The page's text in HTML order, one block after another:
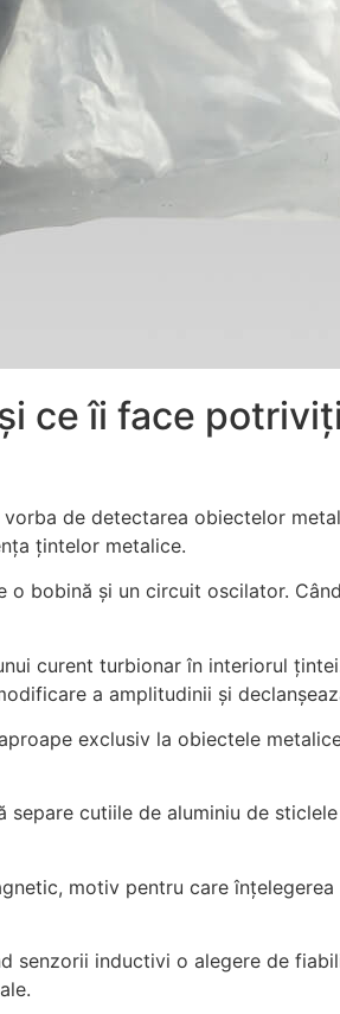
ce îi face
de detectarea obiectelor
țintelor metalice.
bobină și un circuit oscilator.
curent turbionar în interiorul
a amplitudinii și
exclusiv la obiectele
cutiile de aluminiu de
motiv pentru care
senzorii inductivi o alegere de